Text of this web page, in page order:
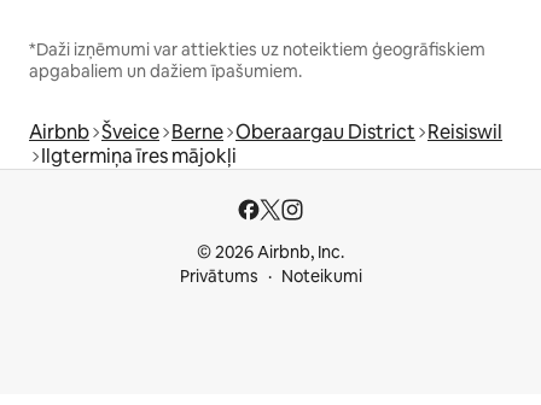
*Daži izņēmumi var attiekties uz noteiktiem ģeogrāfiskiem
apgabaliem un dažiem īpašumiem.
Airbnb Šveice Berne Oberaargau District Reisiswil
Ilgtermiņa īres mājokļi
© 2026 Airbnb, Inc.
Privātums
Noteikumi